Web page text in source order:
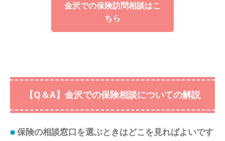
金沢での保険訪問相談はこ
ちら
【Q＆A】金沢での保険相談についての解説
保険の相談窓口を選ぶときはどこを見ればよいです